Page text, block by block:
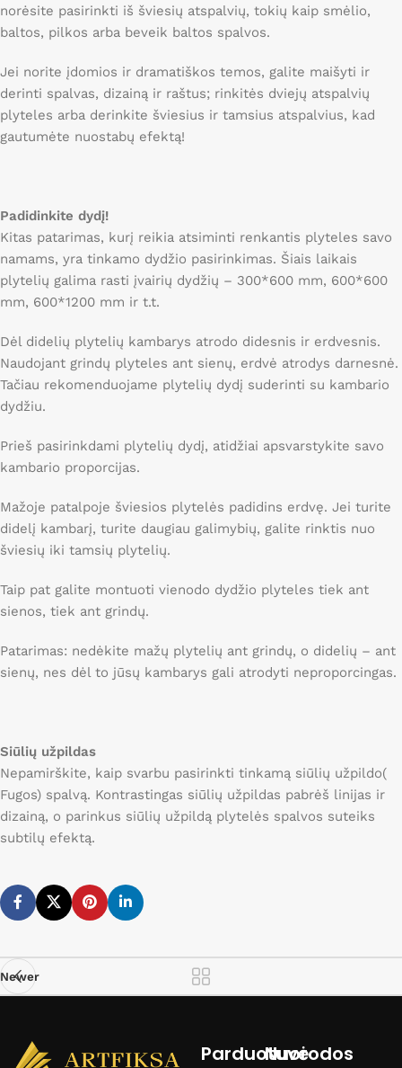
norėsite pasirinkti iš šviesių atspalvių, tokių kaip smėlio,
baltos, pilkos arba beveik baltos spalvos.
Jei norite įdomios ir dramatiškos temos, galite maišyti ir
derinti spalvas, dizainą ir raštus; rinkitės dviejų atspalvių
plyteles arba derinkite šviesius ir tamsius atspalvius, kad
gautumėte nuostabų efektą!
Padidinkite dydį!
Kitas patarimas, kurį reikia atsiminti renkantis plyteles savo
namams, yra tinkamo dydžio pasirinkimas. Šiais laikais
plytelių galima rasti įvairių dydžių – 300*600 mm, 600*600
mm, 600*1200 mm ir t.t.
Dėl didelių plytelių kambarys atrodo didesnis ir erdvesnis.
Naudojant grindų plyteles ant sienų, erdvė atrodys darnesnė.
Tačiau rekomenduojame plytelių dydį suderinti su kambario
dydžiu.
Prieš pasirinkdami plytelių dydį, atidžiai apsvarstykite savo
kambario proporcijas.
Mažoje patalpoje šviesios plytelės padidins erdvę. Jei turite
didelį kambarį, turite daugiau galimybių, galite rinktis nuo
šviesių iki tamsių plytelių.
Taip pat galite montuoti vienodo dydžio plyteles tiek ant
sienos, tiek ant grindų.
Patarimas: nedėkite mažų plytelių ant grindų, o didelių – ant
sienų, nes dėl to jūsų kambarys gali atrodyti neproporcingas.
Siūlių užpildas
Nepamirškite, kaip svarbu pasirinkti tinkamą siūlių užpildo(
Fugos) spalvą. Kontrastingas siūlių užpildas pabrėš linijas ir
dizainą, o parinkus siūlių užpildą plytelės spalvos suteiks
subtilų efektą.
Newer
ParduotuvėNuorodos